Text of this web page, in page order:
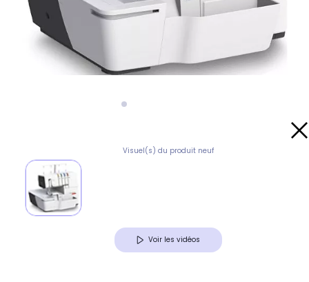
Visuel(s) du produit neuf
Voir les vidéos